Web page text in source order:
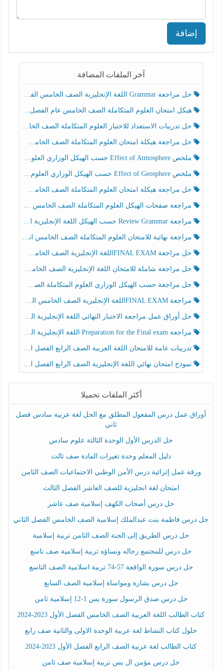
إضافة
آخر الملفات المضافة
حل مراجعة Grammar اللغة الإنجليزية الصف الخامس الفصل الثالث
هيكل امتحان العلوم المتكاملة الصف الخامس عام الفصل الدراسي الثالث 2025-2026
حل تدريبات الاستعداد للاختبار العلوم المتكاملة الصف الخامس عام الفصل الثالث
حل مراجعة هيكلة امتحان العلوم المتكاملة الصف الخامس انسبير الفصل الثالث
ملخص Effect of Atmosphere حسب الهيكل الوزاري العلوم المتكاملة الصف الخامس انسبير الفصل الثالث
ملخص Effect of Geosphere حسب الهيكل الوزاري العلوم المتكاملة الصف الخامس انسبير الفصل الثالث
حل مراجعة هيكلة امتحان العلوم المتكاملة الصف الخامس عام الفصل الثالث
مراجعة صفحات الهيكل العلوم المتكاملة الصف الخامس انسبير الفصل الثالث
مراجعة Review Grammar حسب الهيكل اللغة الإنجليزية الصف الخامس الفصل الثالث
مراجعة نهائية للامتحان العلوم المتكاملة الصف الخامس انسبير الفصل الثالث
حل مراجعة FINAL EXAMاللغة الإنجليزية الصف الخامس الفصل الثالث
حل مراجعة شاملة للامتحان اللغة الإنجليزية الصف الخامس الفصل الثالث
حل مراجعة حسب الهيكل الوزاري العلوم المتكاملة الصف الخامس عام الفصل الثالث
مراجعة FINAL EXAMاللغة الإنجليزية الصف الخامس الفصل الثالث
حل أوراق عمل مراجعة الاختبار النهائي اللغة الإنجليزية الصف الرابع الفصل الثالث
مراجعة Preparation for the Final exam اللغة الإنجليزية الصف الرابع الفصل الثالث
تدريبات عامة للامتحان اللغة العربية الصف الرابع الفصل الثالث
نموذج امتحان نهائي اللغة الإنجليزية الصف الرابع الفصل الثالث
أكثر الملفات تحميلا
أوراق عمل درس المفعول المطلق مع الحل لغة عربية سادس فصل
ثاني
حل الدرس الأول الوحدة الثالثة علوم سادس
دليل المعلم وحدة تغيرات المادة صف ثالث
ورقة عمل إثرائية درس الأمن الوطني الاجتماعيات الصف الثامن
امتحان لغة انجليزية للصف العاشر الفصل الثالث
حل درس أصحاب الكهف إسلامية صف عاشر
حل درس فاطمة بنت عبدالملك إسلامية الصف الخامس الفصل الثاني
حل درس الطريق إلى الجنة الصف الثامن تربية إسلامية
حل درس للمجتمع رجاله ونساؤه تربية إسلامية صف تاسع
حل درس سورة الواقعة 57-74 تربية اسلامية الصف التاسع
حل درس بشارة ومواساة إسلامية الصف السابع
حل درس صدق الرسول سورة يس 1-12 إسلامية ثامن
كتاب الطالب اللغة العربية الصف الخامس الفصل الأول 2023-2024
حلول كتاب النشاط لغة عربية الوحدة الاولى والثانية صف رابع
كتاب الطالب لغة عربية الصف الرابع الفصل الأول 2023-2024
حل درس مؤمن ال يس تربية إسلامية صف ثامن